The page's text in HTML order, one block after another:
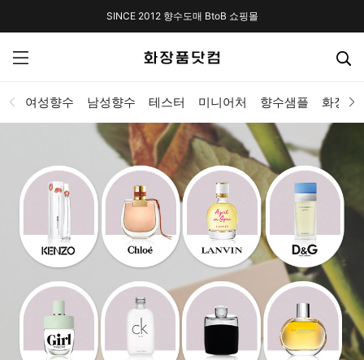
SINCE 2012 향수도매 BtoB 쇼핑몰
여성향수 남성향수 테스터 미니어처 향수샘플 화장품